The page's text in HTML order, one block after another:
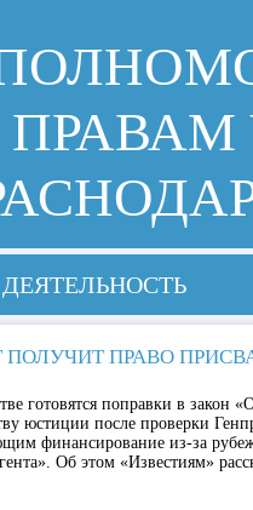
ДЕЯТЕЛЬНОСТЬ
ПРАВО
готовятся поправки в
юстиции после проверки
финансирование из-за
Об этом «Известиям»